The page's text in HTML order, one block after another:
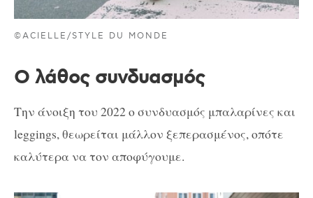
©ACIELLE/STYLE DU MONDE
Ο λάθος συνδυασμός
Την άνοιξη του 2022 ο συνδυασμός μπαλαρίνες και
leggings, θεωρείται μάλλον ξεπερασμένος, οπότε
καλύτερα να τον αποφύγουμε.